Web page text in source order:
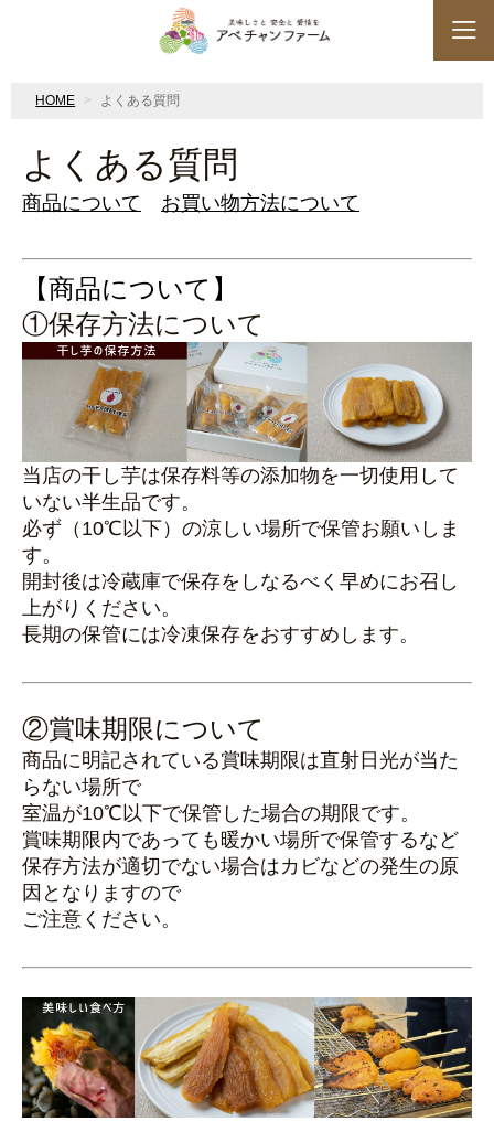
HOME よくある質問
よくある質問
商品について お買い物方法について
【商品について】
①保存方法について
当店の干し芋は保存料等の添加物を一切使用して
いない半生品です。
必ず（10℃以下）の涼しい場所で保管お願いしま
す。
開封後は冷蔵庫で保存をしなるべく早めにお召し
上がりください。
長期の保管には冷凍保存をおすすめします。
②賞味期限について
商品に明記されている賞味期限は直射日光が当た
らない場所で
室温が10℃以下で保管した場合の期限です。
賞味期限内であっても暖かい場所で保管するなど
保存方法が適切でない場合はカビなどの発生の原
因となりますので
ご注意ください。